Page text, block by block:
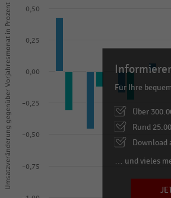
with
data
series.
The
chart
has
axis
displaying
categories.
Umsatzveränderung gegenüber Vorjahresmonat in Prozent -0,75
-0,50
-0,25
0,00
0,25
0,50
Für Ihre
Über
Rund
Download
… und vieles